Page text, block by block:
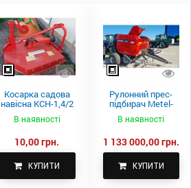
Косарка садова
навісна КСН-1,4/2
В наявності
10,00 грн.
КУПИТИ
Рулонний прес-
підбирач Metel-
Fach Z 587
В наявності
1 133 000,00 грн.
КУПИТИ